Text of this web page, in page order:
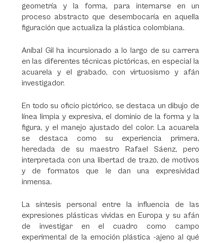
geometría y la forma, para internarse en un
proceso abstracto que desembocaría en aquella
figuración que actualiza la plástica colombiana.
Aníbal Gil ha incursionado a lo largo de su carrera
en las diferentes técnicas pictóricas, en especial la
acuarela y el grabado, con virtuosismo y afán
investigador.
En todo su oficio pictórico, se destaca un dibujo de
línea limpia y expresiva, el dominio de la forma y la
figura, y el manejo ajustado del color. La acuarela
se destaca como su experiencia primera,
heredada de su maestro Rafael Sáenz, pero
interpretada con una libertad de trazo, de motivos
y de formatos que le dan una expresividad
inmensa.
La síntesis personal entre la influencia de las
expresiones plásticas vividas en Europa y su afán
de investigar en el cuadro como campo
experimental de la emoción plástica -ajeno al qué